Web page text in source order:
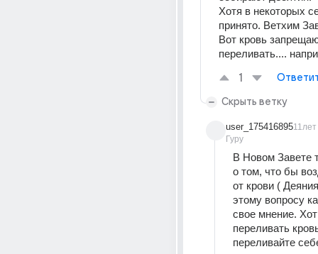
Хотя в некоторых
принято. Ветхим
Вот кровь
переливать....
1
Скрыть ветку
user_175416895
Гуру
11лет
В Новом Завете
о том, что бы
от крови (
этому вопросу
свое мнение.
переливать
переливайте